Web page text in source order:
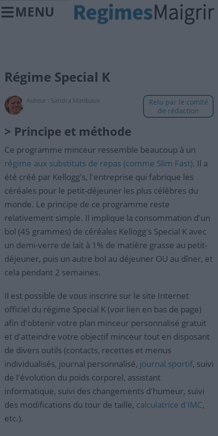
MENU
Régime Special K
Auteur : Sandra Maribaux
Relu par le comité
de rédaction
> Principe et méthode
Ce programme minceur ressemble beaucoup à un
régime aux substituts de repas (comme Slim Fast). Il a
été créé par Kellogg's, l'entreprise qui fabrique les
céréales pour le petit-déjeuner les plus célèbres du
monde. Le principe de ce programme reste
relativement simple. Il implique la consommation d'un
bol (45 grammes) de céréales Kellogg's Special K avec
un demi-verre de lait à 1% de matière grasse au petit-
déjeuner, puis un autre bol au déjeuner OU au dîner, et
cela pendant 2 semaines.
Il est possible de vous inscrire sur le site Internet
officiel du régime Special K (voir lien en bas de page)
afin d'obtenir votre plan minceur personnalisé gratuit
et d'atteindre votre objectif minceur tout en disposant
de divers outils (contacts, recettes et menus
individualisés, journal personnalisé, journal sportif, suivi
de l'évolution du poids corporel, assistant
informatique, suivi des changements d'humeur, suivi
des modifications du tour de taille, calculatrice d'IMC,
etc.).